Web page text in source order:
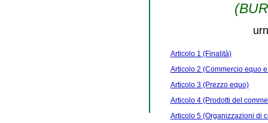
Articolo 1 (Finalità)
Articolo 2 (Commercio equo
Articolo 3 (Prezzo equo)
Articolo 4 (Prodotti del
Articolo 5 (Organizzazioni di